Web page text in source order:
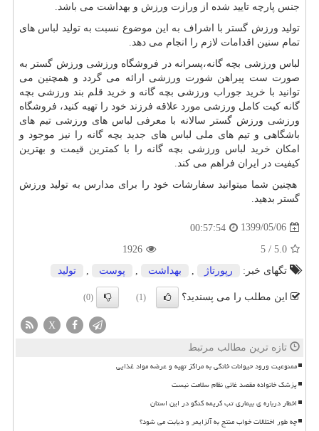
جنس پارچه تایید شده از ورازت ورزش و بهداشت می باشد.
تولید ورزش گستر با اشراف به این موضوع نسبت به تولید لباس های
تمام سنین اقدامات لازم را انجام می دهد.
لباس ورزشی بچه گانه،پسرانه در فروشگاه ورزشی ورزش گستر به
صورت ست پیراهن شورت ورزشی ارائه می گردد و همچنین می
توانید با خرید جوراب ورزشی بچه گانه و خرید قلم بند ورزشی بچه
گانه کیت کامل ورزشی مورد علاقه فرزند خود را تهیه کنید، فروشگاه
ورزشی ورزش گستر سالانه با معرفی لباس های ورزشی تیم های
باشگاهی و تیم های ملی لباس های جدید بچه گانه را نیز موجود و
امکان خرید لباس ورزشی بچه گانه را با کمترین قیمت و بهترین
کیفیت در ایران فراهم می کند.
هچنین شما میتوانید سفارشات خود را برای مدارس به تولید ورزش
گستر بدهید.
1399/05/06
00:57:54
5.0
/
5
1926
تگهای خبر:
رپورتاژ بهداشت پوست تولید
این مطلب را می پسندید؟ (1)
(0)
X
تازه ترین مطالب مرتبط
ممنوعیت ورود حیوانات خانگی به مراکز تهیه و عرضه مواد غذایی
پزشک خانواده مقصد غائی نظام سلامت نیست
اخطار درباره ی بیماری تب کریمه کنگو در این استان
چه طور اختلالات خواب منتج به آلزایمر و دیابت می شود؟